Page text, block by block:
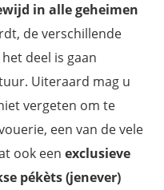
in alle geheimen
de verschillende
deel is gaan
Uiteraard mag u
vergeten om te
een van de vele
ook een exclusieve
pékèts (jenever)